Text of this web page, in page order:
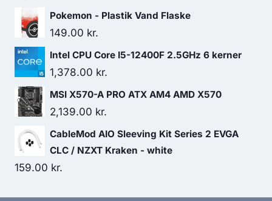
Pokemon - Plastik Vand Flaske
149.00 kr.
Intel CPU Core I5-12400F 2.5GHz 6 kerner
1,378.00 kr.
MSI X570-A PRO ATX AM4 AMD X570
2,139.00 kr.
CableMod AIO Sleeving Kit Series 2 EVGA
CLC / NZXT Kraken - white
159.00 kr.